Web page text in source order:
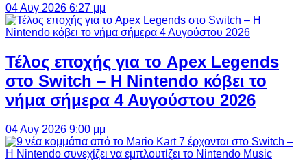
04 Αυγ 2026 6:27 μμ
Τέλος εποχής για το Apex Legends
στο Switch – Η Nintendo κόβει το
νήμα σήμερα 4 Αυγούστου 2026
04 Αυγ 2026 9:00 μμ